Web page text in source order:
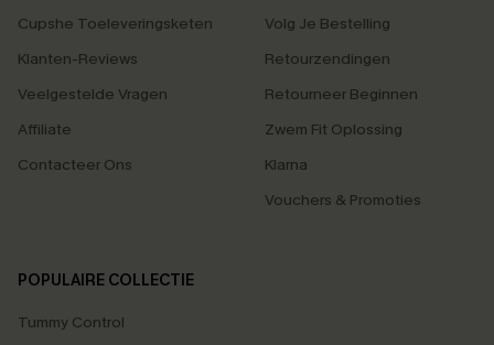
Cupshe Toeleveringsketen
Klanten-Reviews
Veelgestelde Vragen
Affiliate
Contacteer Ons
Volg Je Bestelling
Retourzendingen
Retourneer Beginnen
Zwem Fit Oplossing
Klarna
Vouchers & Promoties
POPULAIRE COLLECTIE
Tummy Control